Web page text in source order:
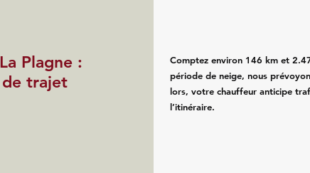
Plagne :
trajet
Comptez environ 146 km et
période de neige, nous
lors, votre chauffeur anticipe
l’itinéraire.